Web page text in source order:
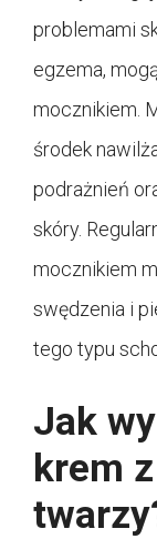
problemami
egzema,
mocznikiem.
środek
podrażnień
skóry.
mocznikiem
swędzenia i
tego typu
Jak
krem